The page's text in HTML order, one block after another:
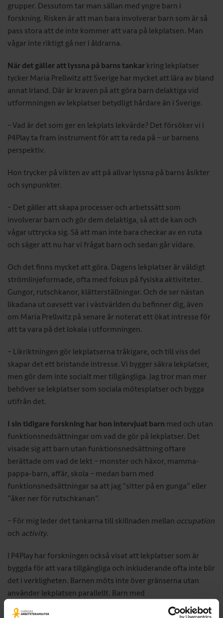
grupper. Dessutom tar man sällan med yngre barn i
forskning. Risken är att man bara involverar barn som är så
pass stora att de inte kommer att vara på lekplatsen. Man
vågar inte riktigt gå ner i åldrarna.
När det gäller att lyssna på barns tankar kring lekplatser
tycker Maria Prellwitz att Sverige har mycket att lära av bland
annat Irland. Där är kraven på att göra barn delaktiga vid
utformningen av lekplatser betydligt hårdare än i Sverige.
– Vad är det som ger en lekplats lekvärde? Det försöker vi i
P4Play ta fram instrument för att ta reda på – ur barnens
perspektiv.
Hon trycker på vikten av att på allvar lyssna på barns åsikter
och synpunkter.
– Det gäller att skapa processer och arbetssätt som
involverar barn och gör dem delaktiga, så att de kan och
vågar uttrycka sig. Så att man inte bara checkar av en ruta
och säger att nu har vi frågat barn och sedan går vidare.
Och det finns mycket att göra. Dagens lekplatser är väldigt
strömlinjeformade, ofta med fokus på fysiska aktiviteter.
Gungor, rutschkanor, klätterställningar. Och de ser nästan
likadana ut oavsett var i västvärlden du befinner dig, även
om Maria Prellwitz på senare år noterat ett ökat intresse för
att ta vara på det lokala i utformningen.
– Likriktningen gör lekplatserna tråkigare, och till viss del
skapar det ett bristande intresse. Vi bygger säkra lekplatser,
men gör dem inte socialt mer tillgängliga. Jag tror man mer
behöver se lekplatser som sociala mötesplatser och bygga
utifrån det.
I sin tidigare forskning har hon intervjuat barn med och utan
funktionsnedsättningar om vad de gör på lekplatser. Det
visade sig att barn utan funktionsnedsättning oftare
berättade om vad de lekt – monster och häxor, mamma-
pappa-barn, affär, skola – medan barn med
funktionsnedsättningar sa att jag ”sitter på en gunga” eller
”åker ner för rutschkanan”.
– För mig leder det tankarna till skillnaden mellan occupation
och activity.
I P4Play har forskningen också visat att lekplatser som är
byggda för att vara tillgängliga och inkluderande ofta inte blir
det i verkligheten. Barnen möts inte över gränserna utan
använder lekplatsen parallellt. Barn med
funktionsnedsättningar tittar också oftare på när andra barn